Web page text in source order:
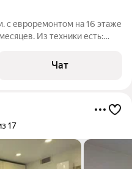
с евроремонтом на 16 этаже
Из техники есть:
двор. В подъезде 4 лифта -
Чат
17